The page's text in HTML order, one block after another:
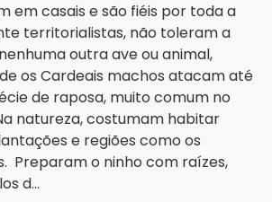
em casais e são fiéis por toda a
territorialistas, não toleram a
outra ave ou animal,
os Cardeais machos atacam até
de raposa, muito comum no
natureza, costumam habitar
e regiões como os
Preparam o ninho com raízes,
d...